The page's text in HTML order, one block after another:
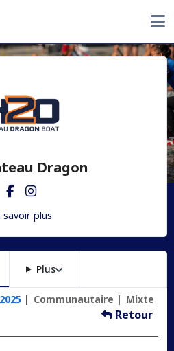
Dragon
savoir plus
Plus
Communautaire Mixte
Retour